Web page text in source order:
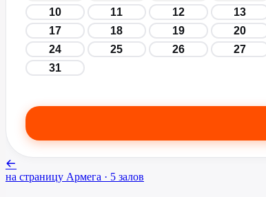
10
11 12 13
17
18 19 20
24
25 26 27
31
на страницу Армега · 5 залов